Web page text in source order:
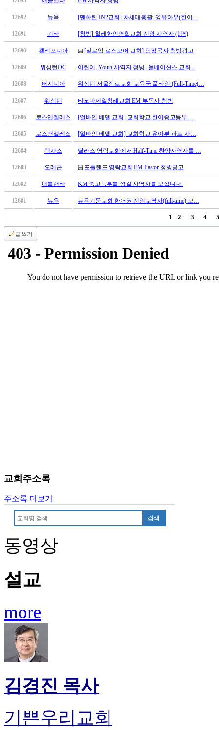
안
브
국
주
야
우
비
아
탑-
릴
지
입
발
기
이
무
어
플
알
리
스
기
가
부
약
비
탑-
시
12692 뉴욕 [맨하탄 IN2교회] 차세대총괄, 영유아부(한어…
12691 기타 [청빙] 칠레한인연합교회 전임 사역자 (1명)
12690 캘리포니아 [실로암 로스모어 교회] 담임목사 청빙광고
12689 워싱턴DC 어린이, Youth 사역자 청빙- 올네이션스 교회 -
12688 버지니아 워싱턴 서울장로교회 교육국 풀타임 (Full-Time)…
12687 워싱턴 타코마제일침례교회 EM 부목사 청빙
12686 로스앤젤레스 [얼바인 베델 교회] 교회학교 한어중고등부 …
12685 로스앤젤레스 [얼바인 베델 교회] 교회학교 유아부 파트 사…
12684 텍사스 달라스 영락교회에서 Half-Time 찬양사역자를 …
12683 오레곤 포틀랜드 영락교회 EM Pastor 청빙공고
12682 애틀랜타 KM 중고등부를 섬길 사역자를 모십니다.
12681 뉴욕 뉴욕기둥교회 한어권 전임교역자(full-time) 모…
1 2 3 4 5
글쓰기
교회주소록
주소록 더보기
검색
동영상
설교
more
김경진 목사
기쁜우리교회